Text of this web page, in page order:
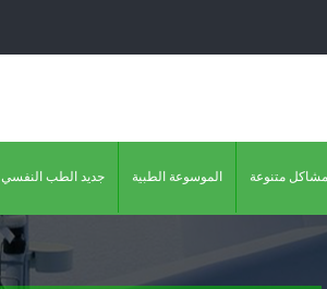
مشاكل متنوعة الموسوعة الطبية جديد الطب النفسي